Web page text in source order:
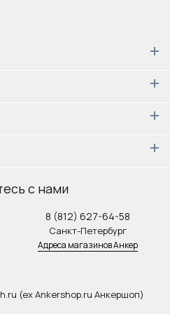
с нами
8 (812) 627-64-58
Санкт-Петербург
Адреса магазинов Анкер
(ex Ankershop.ru Анкершоп)